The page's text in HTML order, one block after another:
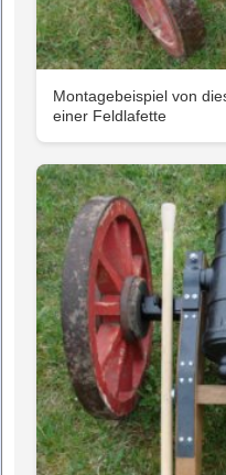
Montagebeispiel von
einer Feldlafette